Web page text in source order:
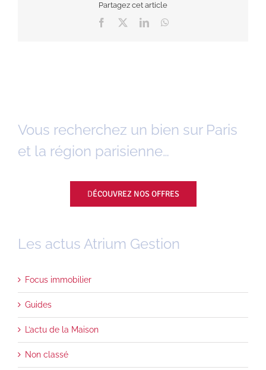
Partagez cet article
Facebook LinkedIn
Vous recherchez un bien sur Paris
et la région parisienne…
DÉCOUVREZ NOS OFFRES
Les actus Atrium Gestion
Focus immobilier
Guides
L’actu de la Maison
Non classé